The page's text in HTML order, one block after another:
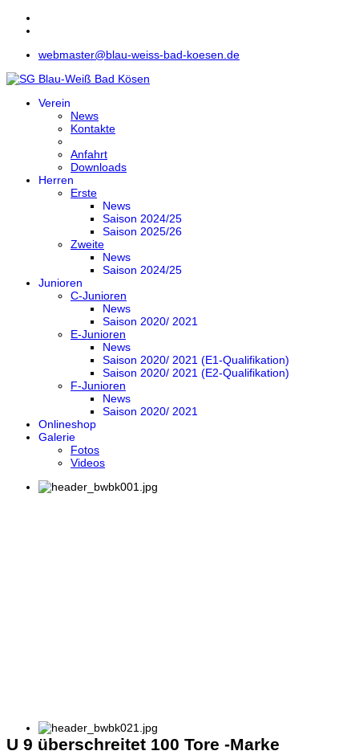
webmaster@blau-weiss-bad-koesen.de
Verein
News
Kontakte
Anfahrt
Downloads
Herren
Erste
News
Saison 2024/25
Saison 2025/26
Zweite
News
Saison 2024/25
Junioren
C-Junioren
News
Saison 2020/ 2021
E-Junioren
News
Saison 2020/ 2021 (E1-Qualifikation)
Saison 2020/ 2021 (E2-Qualifikation)
F-Junioren
News
Saison 2020/ 2021
Onlineshop
Galerie
Fotos
Videos
U 9 überschreitet 100 Tore -Marke